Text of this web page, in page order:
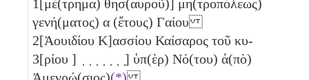
1[μέ(τρημα) θησ(αυροῦ)] μη(τροπόλεως)
γενή(ματος) α (ἔτους) Γαίου
2[Ἀουιδίου Κ]ασσίου Καίσαρος τοῦ κυ-
3[ρίου ] ̣ ̣ ̣ ̣ ̣ ̣ ̣] ὑπ(ὲρ) Νό(του) ἀ(πὸ)
Ἀμενρώ(σιος)(*)